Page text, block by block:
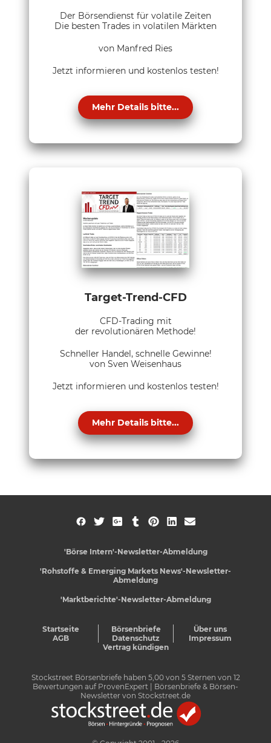
Der Börsendienst für volatile Zeiten
Die besten Trades in volatilen Märkten
von Manfred Ries
Jetzt informieren und kostenlos testen!
Mehr Details bitte...
Target-Trend-CFD
CFD-Trading mit
der revolutionären Methode!
Schneller Handel, schnelle Gewinne!
von Sven Weisenhaus
Jetzt informieren und kostenlos testen!
Mehr Details bitte...
'Börse Intern'-Newsletter-Abmeldung
'Rohstoffe & Emerging Markets News'-Newsletter-
Abmeldung
'Marktberichte'-Newsletter-Abmeldung
Startseite Börsenbriefe
Über uns
AGB
Datenschutz
Impressum
Vertrag kündigen
Stockstreet Börsenbriefe haben 5,00von 5Sternen von 12
Bewertungen auf ProvenExpert
| Börsenbriefe & Börsen-
Newsletter von Stockstreet.de